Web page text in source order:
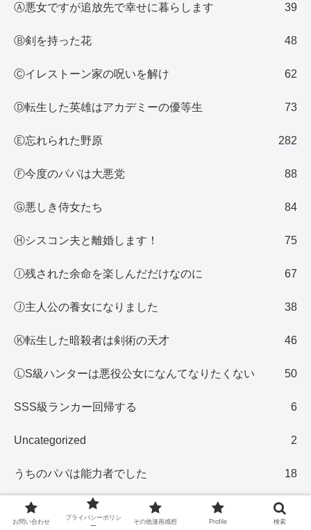
Ⓐ悪女ですが追放先で幸せに暮らします 39
Ⓑ剣を持った花 48
Ⓒイレストーン家の呪いを解け 62
Ⓓ転生した英雄はアカデミーの優等生 73
Ⓔ忘れられた野原 282
Ⓕ今度のパパは大悪党 88
Ⓖ悪しき侍女たち 84
Ⓗシスコン夫と離婚します！ 75
Ⓘ残された余命を楽しんだだけなのに 67
Ⓙ主人公の養女になりました 38
Ⓚ転生した暗殺者は剣術の天才 46
ⓁS級ハンターは悪役公女になんてなりたくない 50
SSS級ランカー回帰する 6
Uncategorized 2
うちのパパは能力者でした 18
その他漫画感想 1,841
お問い合わせ
プライバシーポリシ
ー
その他漫画感想 Profile 検索